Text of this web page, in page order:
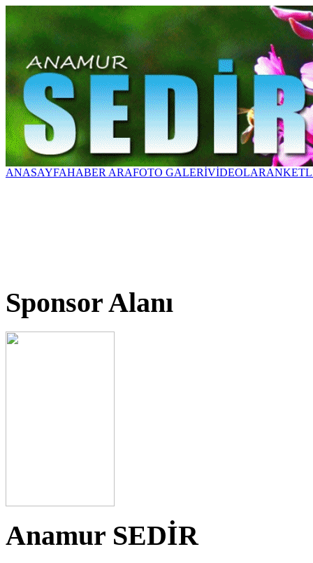
ANASAYFAHABER ARAFOTO GALERİVİDEOLAR
Sponsor Alanı
Anamur SEDİR